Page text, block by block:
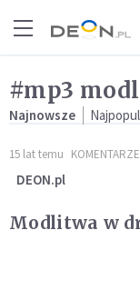
#mp3
Najnowsze
15 lat temu KOMENTARZE
DEON.pl
Modlitwa w